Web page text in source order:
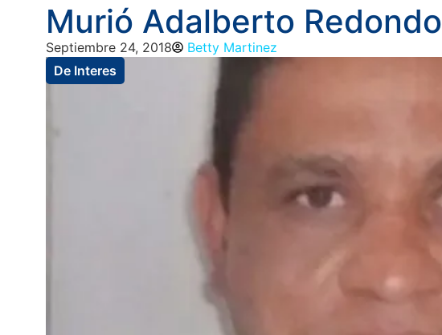
Murió Adalberto Redondo
Septiembre 24, 2018
Betty Martinez
De Interes